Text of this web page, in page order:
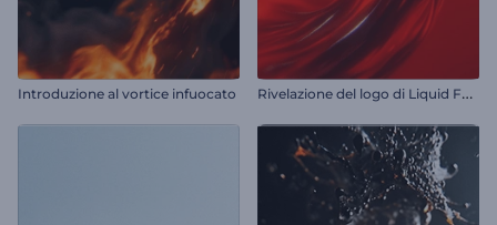
Introduzione al vortice infuocato R
ivelazione del logo di Liquid Fusion